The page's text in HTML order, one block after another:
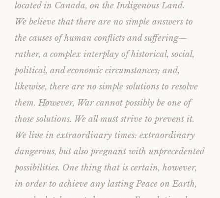
located in Canada, on the Indigenous Land.
We believe that there are no simple answers to
the causes of human conflicts and suffering—
rather, a complex interplay of historical, social,
political, and economic circumstances; and,
likewise, there are no simple solutions to resolve
them. However, War cannot possibly be one of
those solutions. We all must strive to prevent it.
We live in extraordinary times: extraordinary
dangerous, but also pregnant with unprecedented
possibilities. One thing that is certain, however,
in order to achieve any lasting Peace on Earth,